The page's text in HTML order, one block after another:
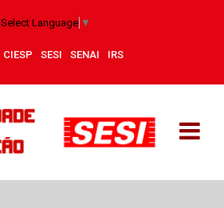
Select Language ▼
CIESP SESI SENAI IRS